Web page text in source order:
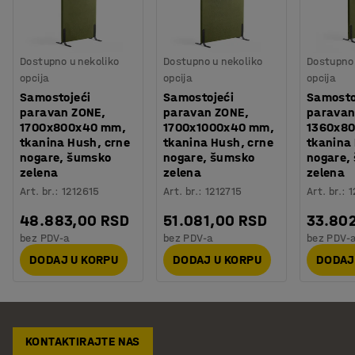
Dostupno u nekoliko
opcija
Samostojeći
paravan ZONE,
1700x800x40 mm,
tkanina Hush, crne
nogare, šumsko
zelena
Art. br.:1212615
48.883,00 RSD
bez PDV-a
DODAJ U KORPU
Dostupno u nekoliko
opcija
Samostojeći
paravan ZONE,
1700x1000x40 mm,
tkanina Hush, crne
nogare, šumsko
zelena
Art. br.: 1212715
51.081,00 RSD
bez PDV-a
DODAJ U KORPU
opcija
paravan
tkanina
nogare,
zelena
Art. br.:
bez PDV-
KONTAKTIRAJTE NAS